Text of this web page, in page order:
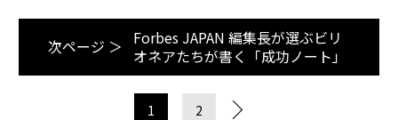
次ページ ＞
Forbes JAPAN 編集長が選ぶビリ
オネアたちが書く「成功ノート」
1 2